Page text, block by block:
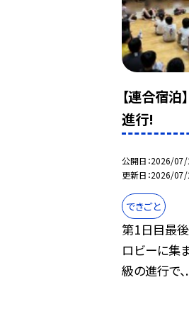
【連合宿泊
進行!
公開日 2026/07/
更新日 2026/07/
できごと
第1日目最
ロビーに集
級の進行で、